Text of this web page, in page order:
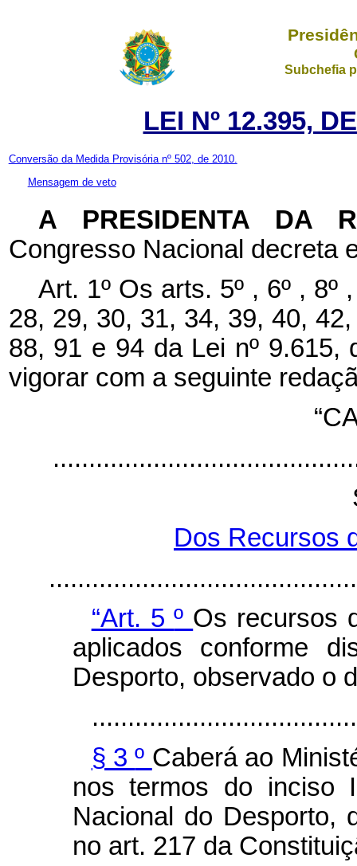
Subchefia
LEI Nº 12.395,
Conversão da Medida Provisória nº 502, de 2010.
Mensagem de veto
A PRESIDENTA DA
Congresso Nacional decreta
Art. 1º Os arts. 5º , 6º , 8º
28, 29, 30, 31, 34, 39, 40,
88, 91 e 94 da Lei nº 9.615,
vigorar com a seguinte
Dos Recursos
“Art. 5º Os recursos
aplicados conforme
Desporto, observado o
§ 3º Caberá ao
nos termos do inciso
Nacional do Desporto,
no art. 217 da